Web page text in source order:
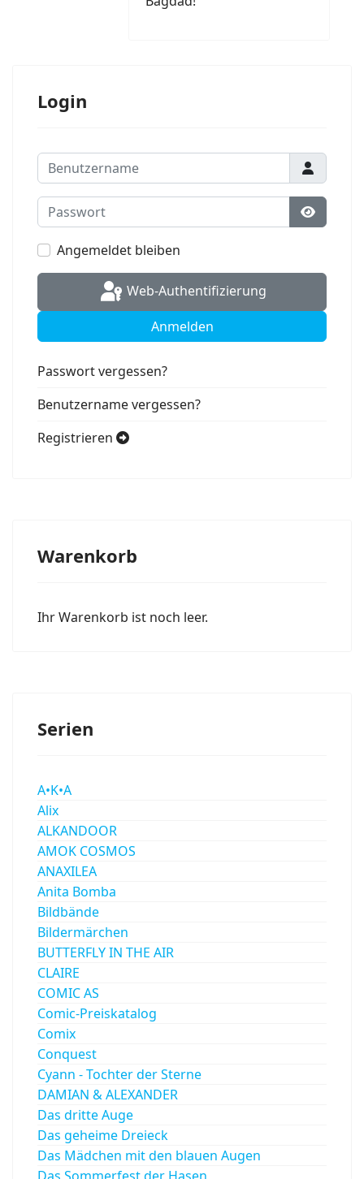
Login
Benutzername
Passwort
Angemeldet bleiben
Web-Authentifizierung
Anmelden
Passwort vergessen?
Benutzername vergessen?
Registrieren
Warenkorb
Ihr Warenkorb ist noch leer.
Serien
A•K•A
Alix
ALKANDOOR
AMOK COSMOS
ANAXILEA
Anita Bomba
Bildbände
Bildermärchen
BUTTERFLY IN THE AIR
CLAIRE
COMIC AS
Comic-Preiskatalog
Comix
Conquest
Cyann - Tochter der Sterne
DAMIAN & ALEXANDER
Das dritte Auge
Das geheime Dreieck
Das Mädchen mit den blauen Augen